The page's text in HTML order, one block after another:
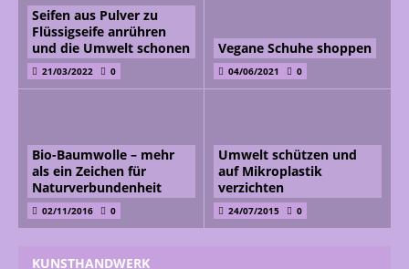
Seifen aus Pulver zu
Flüssigseife anrühren
und die Umwelt schonen
21/03/2022 0
Vegane Schuhe shoppen
04/06/2021 0
Bio-Baumwolle – mehr
als ein Zeichen für
Naturverbundenheit
02/11/2016 0
Umwelt schützen und
auf Mikroplastik
verzichten
24/07/2015 0
KUNSTHANDWERK